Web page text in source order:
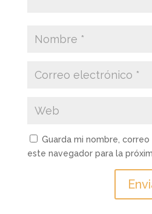
Guarda mi nombre,
este navegador para la